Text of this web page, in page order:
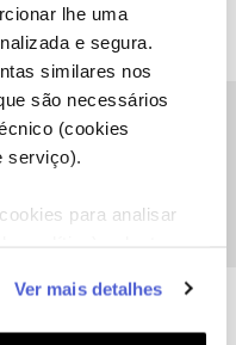
lhe uma
e segura.
similares nos
são necessários
(cookies
serviço).
para analisar
e
aos seus interesses
Ver mais detalhes
julho